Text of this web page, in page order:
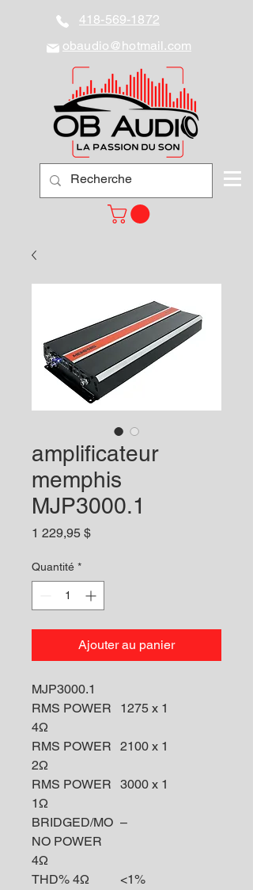
418-569-1872
obaudio@hotmail.com
amplificateur
memphis
MJP3000.1
1 229,95 $Prix
Quantité *
Ajouter au panier
MJP3000.1
RMS POWER
4Ω
1275 x 1
RMS POWER
2Ω
2100 x 1
RMS POWER
1Ω
3000 x 1
BRIDGED/MO
NO POWER
4Ω
–
THD% 4Ω
<1%